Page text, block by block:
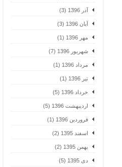
آذر 1396 (3)
آبان 1396 (3)
مهر 1396 (1)
شهریور 1396 (7)
مرداد 1396 (1)
تیر 1396 (1)
خرداد 1396 (5)
اردیبهشت 1396 (5)
فروردین 1396 (1)
اسفند 1395 (2)
بهمن 1395 (2)
دی 1395 (5)